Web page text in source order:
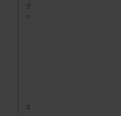
Snelle levering en goede
respons bij installatie.
26 juli 2026